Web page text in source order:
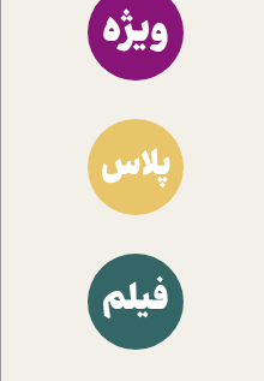
ویژه
پلاس
فیلم